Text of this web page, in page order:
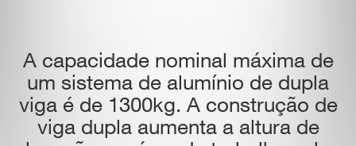
A capacidade nominal máxima de
um sistema de alumínio de dupla
viga é de 1300kg. A construção de
viga dupla aumenta a altura de